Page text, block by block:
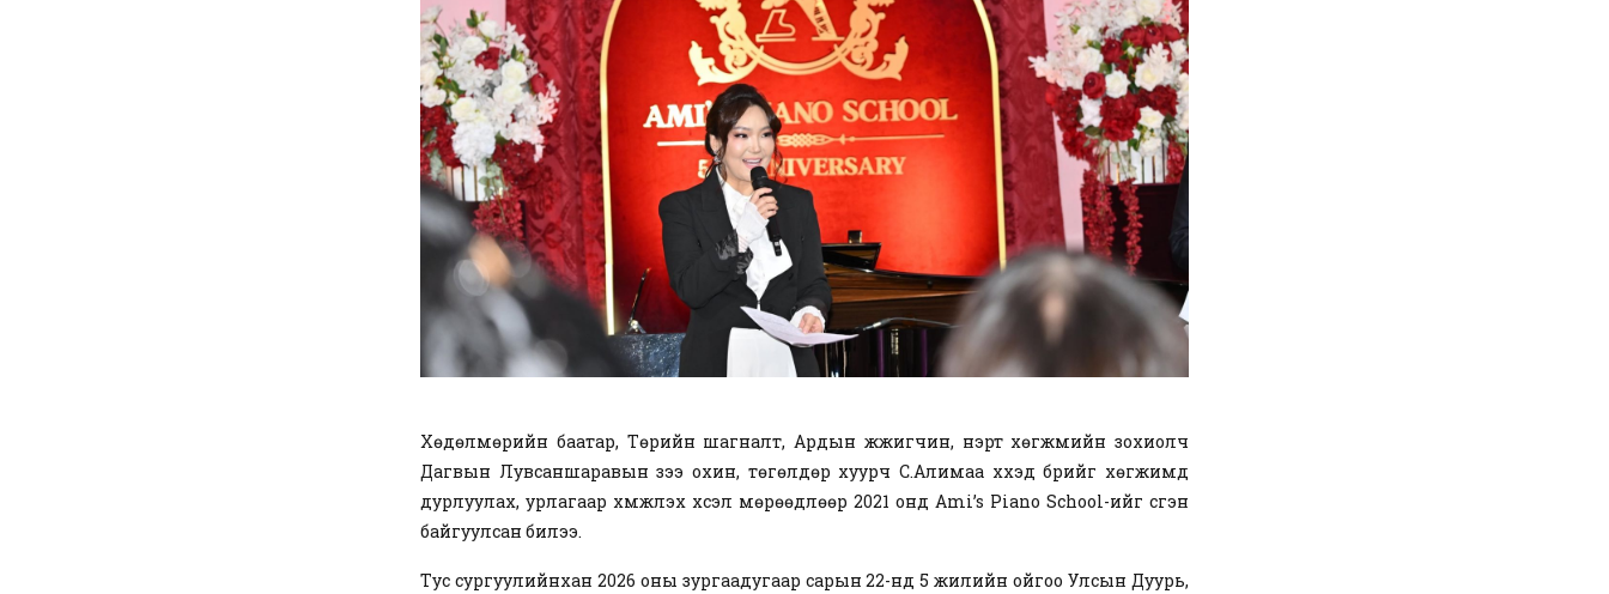
Хөдөлмөрийн баатар, Төрийн шагналт, Ар­дын жүжигчин, нэрт хөгж­мийн зохиолч
Дагвын Лувсаншаравын зээ охин, төгөлдөр хуурч С.Алимаа хүүхэд бүрийг хөгжимд
дурлуулах, урлагаар хүмүүжүүлэх хүсэл мөрөөдлөөр 2021 онд Ami’s Piano School-ийг үүсгэн
байгуулсан билээ.
Тус сургуулийнхан 2026 оны зургаадугаар сарын 22-нд 5 жилийн ойгоо Улсын Дуурь,